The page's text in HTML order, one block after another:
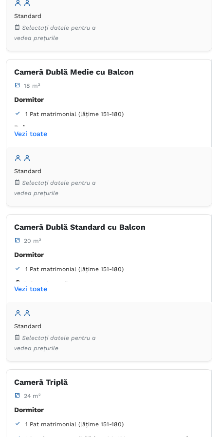
Standard
Selectați datele pentru a
vedea prețurile
Cameră Dublă Medie cu Balcon
18 m²
Dormitor
1 Pat matrimonial (lățime 151-180)
Baie
Dulap
Articole de toaletă gratuite
Vezi toate
Standard
Selectați datele pentru a
vedea prețurile
Cameră Dublă Standard cu Balcon
20 m²
Dormitor
1 Pat matrimonial (lățime 151-180)
Balcon / terasă
Proprie -
Dulap Lenjerie de pat
Canale prin cablu
Vezi toate
Standard
Selectați datele pentru a
vedea prețurile
Cameră Triplă
24 m²
Dormitor
1 Pat matrimonial (lățime 151-180)